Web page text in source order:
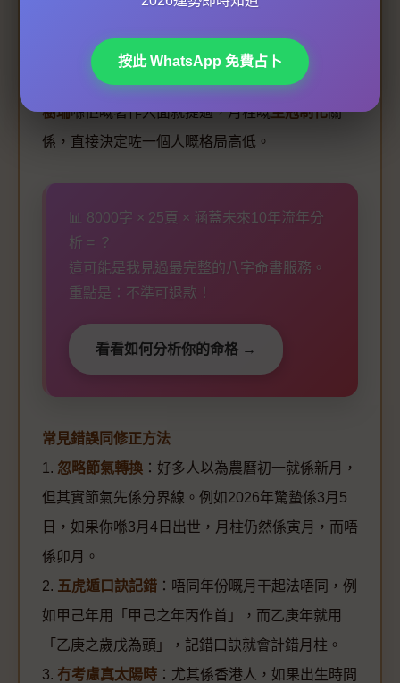
十神分析
，例如月干係正官，可能代表你早年事業
運較穩定；月支係七殺，就可能性格比較進取。
樹珊喺佢嘅著作入面就提過，月柱嘅生剋制化關
係，直接決定咗一個人嘅格局高低。
📊 8000字 × 25頁 × 涵蓋未來10年流年分
析 = ？
這可能是我見過最完整的八字命書服務。
重點是：不準可退款！
看看如何分析你的命格 →
常見錯誤同修正方法
1. 忽略節氣轉換 ：好多人以為農曆初一就係新月，
但其實節氣先係分界線。例如2026年驚蟄係3月5
日，如果你喺3月4日出世，月柱仍然係寅月，而唔
係卯月。
2. 五虎遁口訣記錯 ：唔同年份嘅月干起法唔同，例
如甲己年用「甲己之年丙作首」，而乙庚年就用
「乙庚之歲戊為頭」，記錯口訣就會計錯月柱。
3. 冇考慮真太陽時 ：尤其係香港人，如果出生時間
按此 WhatsApp 免費占卜